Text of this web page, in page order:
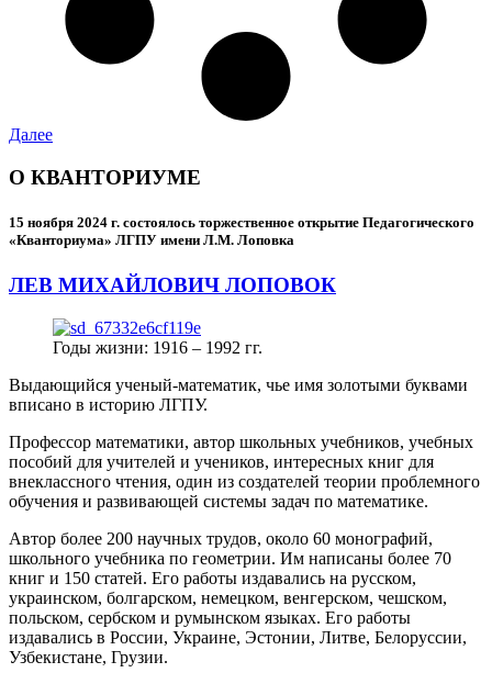
Далее
О КВАНТОРИУМЕ
15 ноября 2024 г. состоялось торжественное открытие Педагогического
«Кванториума» ЛГПУ имени Л.М. Лоповка
ЛЕВ МИХАЙЛОВИЧ ЛОПОВОК
Годы жизни: 1916 – 1992 гг.
Выдающийся ученый-математик, чье имя золотыми буквами
вписано в историю ЛГПУ.
Профессор математики, автор школьных учебников, учебных
пособий для учителей и учеников, интересных книг для
внеклассного чтения, один из создателей теории проблемного
обучения и развивающей системы задач по математике.
Автор более 200 научных трудов, около 60 монографий,
школьного учебника по геометрии. Им написаны более 70
книг и 150 статей. Его работы издавались на русском,
украинском, болгарском, немецком, венгерском, чешском,
польском, сербском и румынском языках. Его работы
издавались в России, Украине, Эстонии, Литве, Белоруссии,
Узбекистане, Грузии.